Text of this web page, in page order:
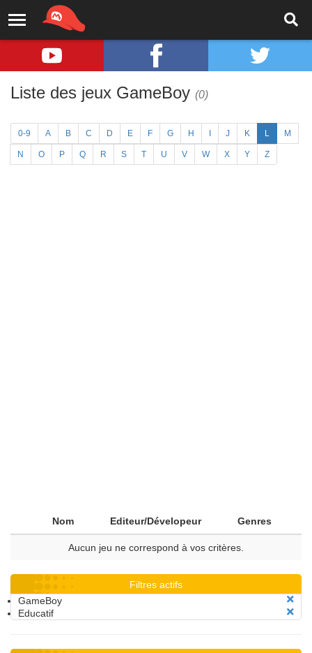
Liste des jeux GameBoy (0)
0-9 A B C D E F G H J K L M
N O P Q R S T U V W X Y Z
Nom Editeur/Dévelopeur Genres
Aucun jeu ne correspond à vos critères.
Filtres actifs
GameBoy
Educatif